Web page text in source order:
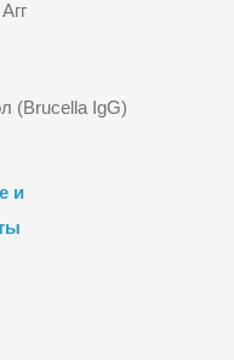
(Brucella IgG)
и